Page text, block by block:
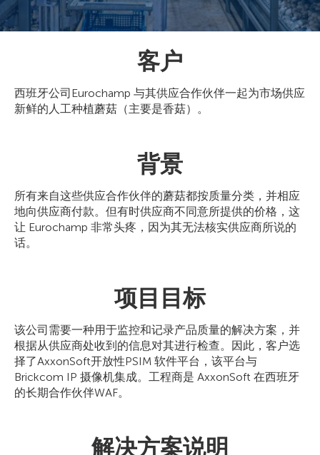
客户
西班牙公司Eurochamp 与其供应合作伙伴一起为市场供应
新鲜的人工种植蘑菇（主要是香菇）。
背景
所有来自这些供应合作伙伴的蘑菇都按质量分类，并相应
地向供应商付款。但有时供应商不同意所提供的价格，这
让 Eurochamp 非常头疼，因为其无法核实供应商所说的
话。
项目目标
该公司需要一种用于监控和记录产品质量的解决方案，并
根据从供应商处收到的信息对其进行检查。因此，客户选
择了AxxonSoft开放性PSIM 软件平台，该平台与
Brickcom IP 摄像机集成。工程商是 AxxonSoft 在西班牙
的长期合作伙伴WAF。
解决方案说明